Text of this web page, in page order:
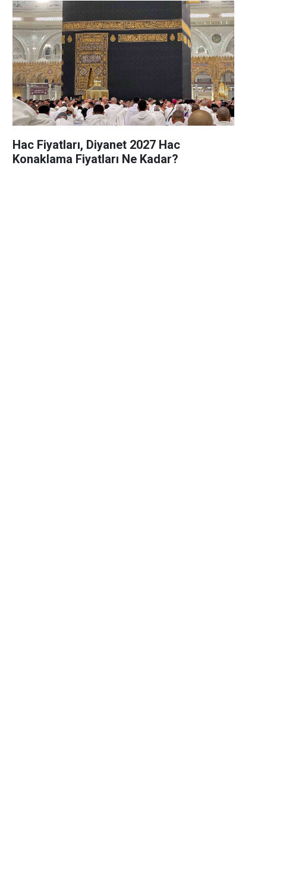
Hac Fiyatları, Diyanet 2027 Hac
Konaklama Fiyatları Ne Kadar?